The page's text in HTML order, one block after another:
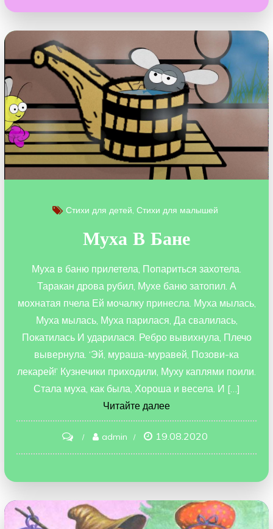
Стихи для детей Стихи для малышей
Муха В Бане
Муха в баню прилетела, Попариться захотела.
Таракан дрова рубил, Мухе баню затопил. А
мохнатая пчела Ей мочалку принесла. Муха мылась,
Муха мылась, Муха парилася, Да свалилась,
Покатилась И ударилася. Ребро вывихнула, Плечо
вывернула. ‘Эй, мураша-муравей, Позови-ка
лекарей!’ Кузнечики приходили, Муху каплями поили.
Стала муха, как была, Хороша и весела. И […]
Читайте далее
on
Муха
admin 19.08.2020